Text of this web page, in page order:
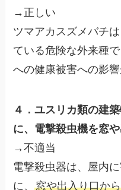
→正しい
ツマアカスズメバチ
ている危険な外来種
への健康被害への影
４．ユスリカ類の建
に、電撃殺虫機を窓
→不適当
電撃殺虫器は、屋内
に、窓や出入り口か